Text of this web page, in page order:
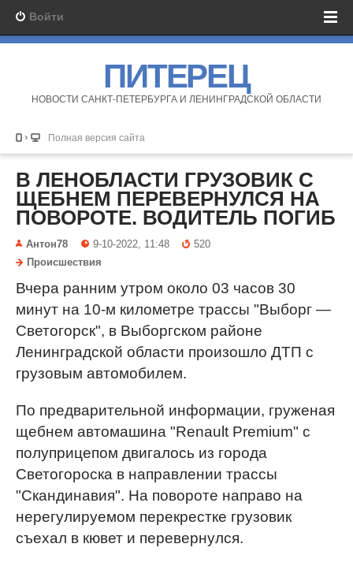
Войти
ПИТЕРЕЦ
НОВОСТИ САНКТ-ПЕТЕРБУРГА И ЛЕНИНГРАДСКОЙ ОБЛАСТИ
Полная версия сайта
В ЛЕНОБЛАСТИ ГРУЗОВИК С
ЩЕБНЕМ ПЕРЕВЕРНУЛСЯ НА
ПОВОРОТЕ. ВОДИТЕЛЬ ПОГИБ
Антон78 9-10-2022, 11:48
520
Происшествия
Вчера ранним утром около 03 часов 30
минут на 10-м километре трассы "Выборг —
Светогорск", в Выборгском районе
Ленинградской области произошло ДТП с
грузовым автомобилем.
По предварительной информации, груженая
щебнем автомашина "Renault Premium" с
полуприцепом двигалось из города
Светогороска в направлении трассы
"Скандинавия". На повороте направо на
нерегулируемом перекрестке грузовик
съехал в кювет и перевернулся.